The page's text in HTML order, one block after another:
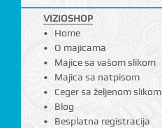
VIZIOSHOP
Home
O majicama
Majice sa vašom slikom
Majica sa natpisom
Ceger sa željenom slikom
Blog
Besplatna registracija